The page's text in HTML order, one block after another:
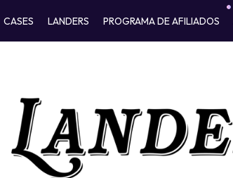
CASES LANDERS PROGRAMA DE AFILIADOS